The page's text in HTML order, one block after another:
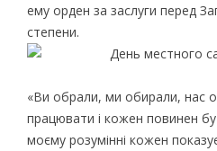
ему орден за заслуги перед
степени.
«Ви обрали, ми обирали, нас
працювати і кожен повинен
моєму розумінні кожен